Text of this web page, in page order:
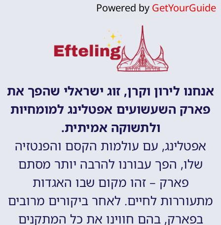
Powered by GetYourGuide
אנחנו לירון וקרן, זוג ישראלי שהפך את
פארק השעשועים אפטלינג למומחיות
ולתשוקה אמיתית.
אפטלינג, עם עולמות הקסם והפנטזיה
שלו, הפך עבורנו להרבה יותר מסתם
פארק – זהו מקום שבו האגדות
מתעוררות לחיים. לאחר ביקורים מרובים
בפארק, בהם חווינו את כל המתקנים